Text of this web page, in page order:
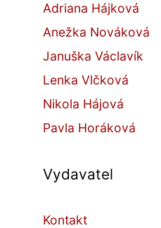
Adriana Hájková
Anežka Nováková
Januška Václavík
Lenka Vlčková
Nikola Hájová
Pavla Horáková
Vydavatel
Kontakt